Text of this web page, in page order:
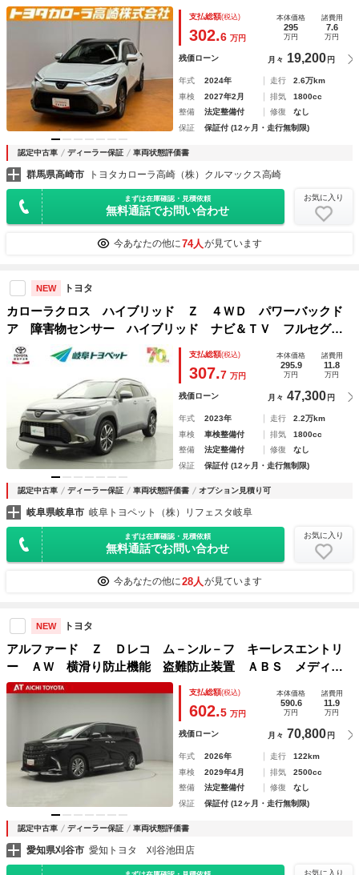
ナビＴＶ オートクルーズコントロール ＬＥＤヘッドライ
ト アルミ 盗難防止 助手席エアバッグ ドライブレコーダ
支払総額(税込)
302.6 万円
本体価格
295
万円
諸費用
7.6
万円
残価ローン 月々 19,200 円
年式 2024年 走行
2.6万km
車検
2027年2月 排気
1800cc
整備
法定整備付 修復
なし
保証
保証付 (12ヶ月・走行無制限)
認定中古車 ディーラー保証 車両状態評価書
群馬県高崎市 トヨタカローラ高崎（株）クルマックス高崎
まずは在庫確認・見積依頼
無料通話でお問い合わせ
お気に入り
今あなたの他に74人 が見ています
NEW トヨタ
カローラクロス ハイブリッド Ｚ ４ＷＤ パワーバックド
ア 障害物センサー ハイブリッド ナビ＆ＴＶ フルセグ
バックカメラ ドラレコ ミュージックプレイヤー接続可 衝
突被害軽減システム ＥＴＣ スマートキー ＬＥＤヘッドラ
支払総額(税込)
307.7 万円
本体価格
295.9
万円
諸費用
11.8
万円
残価ローン 月々 47,300 円
年式 2023年 走行
2.2万km
車検
車検整備付 排気
1800cc
整備
法定整備付 修復
なし
保証
保証付 (12ヶ月・走行無制限)
認定中古車 ディーラー保証 車両状態評価書 オプション見積り可
岐阜県岐阜市 岐阜トヨペット（株）リフェスタ岐阜
まずは在庫確認・見積依頼
無料通話でお問い合わせ
お気に入り
今あなたの他に28人 が見ています
NEW トヨタ
アルファード Ｚ Ｄレコ ム－ンル－フ キーレスエントリ
ー ＡＷ 横滑り防止機能 盗難防止装置 ＡＢＳ メディア
プレイヤー接続 １オーナー車 スマキ Ｗエアコン エアコ
ン パワステ 地デジ クルーズコントロール ＬＥＤ
支払総額(税込)
602.5 万円
本体価格
590.6
万円
諸費用
11.9
万円
残価ローン 月々 70,800 円
年式 2026年 走行
122km
車検
2029年4月 排気
2500cc
整備
法定整備付 修復
なし
保証
保証付 (12ヶ月・走行無制限)
認定中古車 ディーラー保証 車両状態評価書
愛知県刈谷市 愛知トヨタ 刈谷池田店
お気に入り